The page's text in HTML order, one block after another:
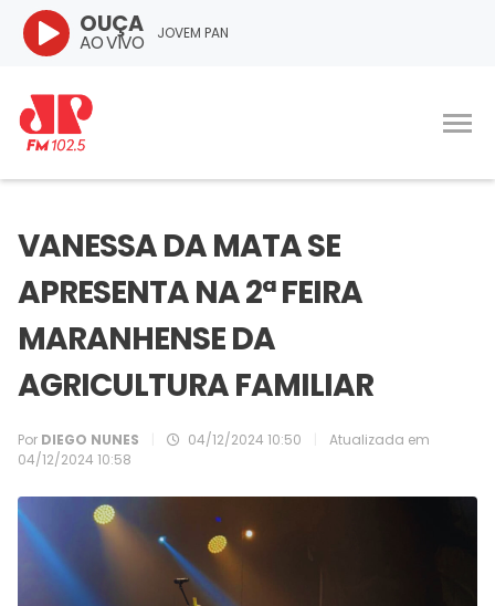
JOVEM PAN
OUÇA
AO VIVO
VANESSA DA MATA SE
APRESENTA NA 2ª FEIRA
MARANHENSE DA
AGRICULTURA FAMILIAR
Por DIEGO NUNES 04/12/2024 10:50
Atualizada em
04/12/2024 10:58